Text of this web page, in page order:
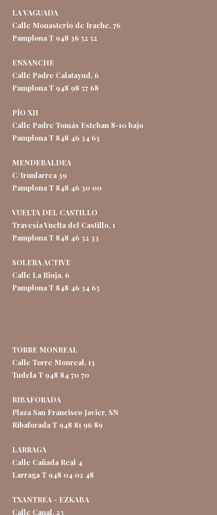
LA VAGUADA
Calle Monasterio de Irache, 76
Pamplona T 948 36 52 52
ENSANCHE
Calle Padre Calatayud, 6
Pamplona T 948 98 57 68
PÍO XII
Calle Padre Tomás Esteban 8-10 bajo
Pamplona T 848 46 34 63
MENDEBALDEA
C/Irunlarrea 39
Pamplona T 848 46 30 00
VUELTA DEL CASTILLO
Travesía Vuelta del Castillo, 1
Pamplona T 848 46 32 33
SOLERA ACTIVE
Calle La Rioja, 6
Pamplona T 848 46 34 63
TORRE MONREAL
Calle Torre Monreal, 13
Tudela T 948 84 70 70
RIBAFORADA
Plaza San Francisco Javier, SN
Ribaforada T 948 81 96 89
LARRAGA
Calle Cañada Real 4
Larraga T 948 04 02 48
TXANTREA - EZKABA
Calle Canal, 23